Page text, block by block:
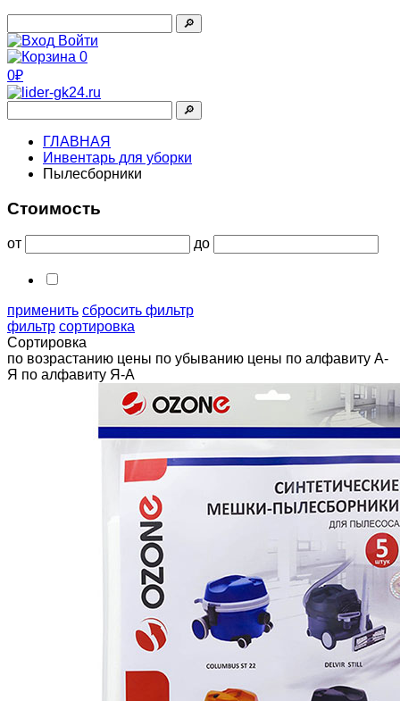
🔎︎
Войти
0
0₽
🔎︎
ГЛАВНАЯ
Инвентарь для уборки
Пылесборники
Стоимость
от до
применить сбросить фильтр
фильтр сортировка
Сортировка
по возрастанию цены по убыванию цены по алфавиту А-
Я по алфавиту Я-А